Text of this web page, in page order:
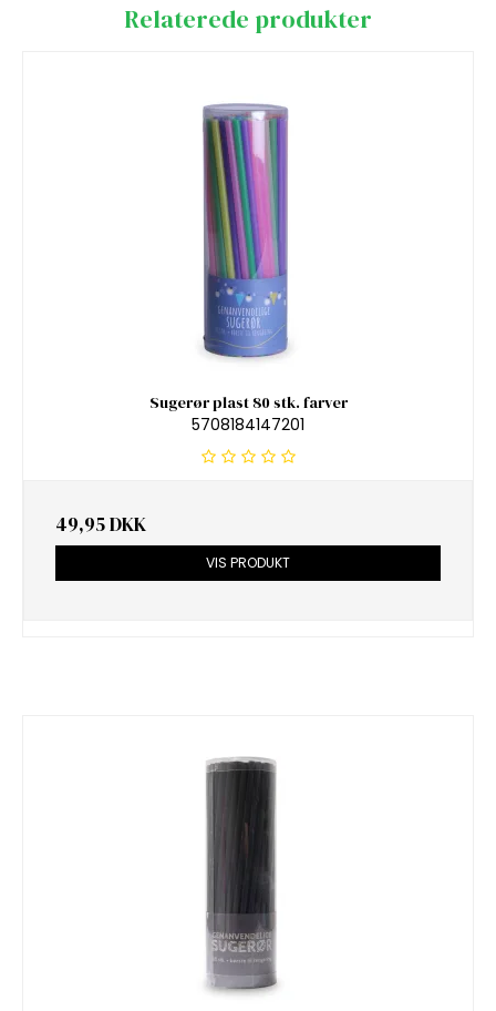
Relaterede produkter
Sugerør plast 80 stk. farver
5708184147201
49,95 DKK
VIS PRODUKT